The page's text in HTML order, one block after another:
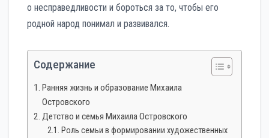
о несправедливости и бороться за то, чтобы его
родной народ понимал и развивался.
Содержание
Ранняя жизнь и образование Михаила
Островского
Детство и семья Михаила Островского
Роль семьи в формировании художественных